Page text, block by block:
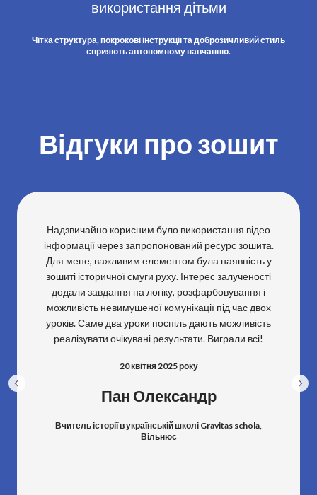
використання дітьми
Чітка структура, покрокові інструкції та доброзичливий стиль
сприяють автономному навчанню.
Відгуки про зошит
Надзвичайно корисним було використання відео
інформації через запропонований ресурс зошита.
Для мене, важливим елементом була наявність у
зошиті історичної смуги руху. Інтерес залученості
додали завдання на логіку, розфарбовування і
можливість невимушеної комунікації під час двох
уроків. Саме два уроки поспіль дають можливість
реалізувати очікувані результати. Виграли всі!
20 квітня 2025 року
Пан Олександр
Вчитель історії в українській школі Gravitas schola,
Вільнюс